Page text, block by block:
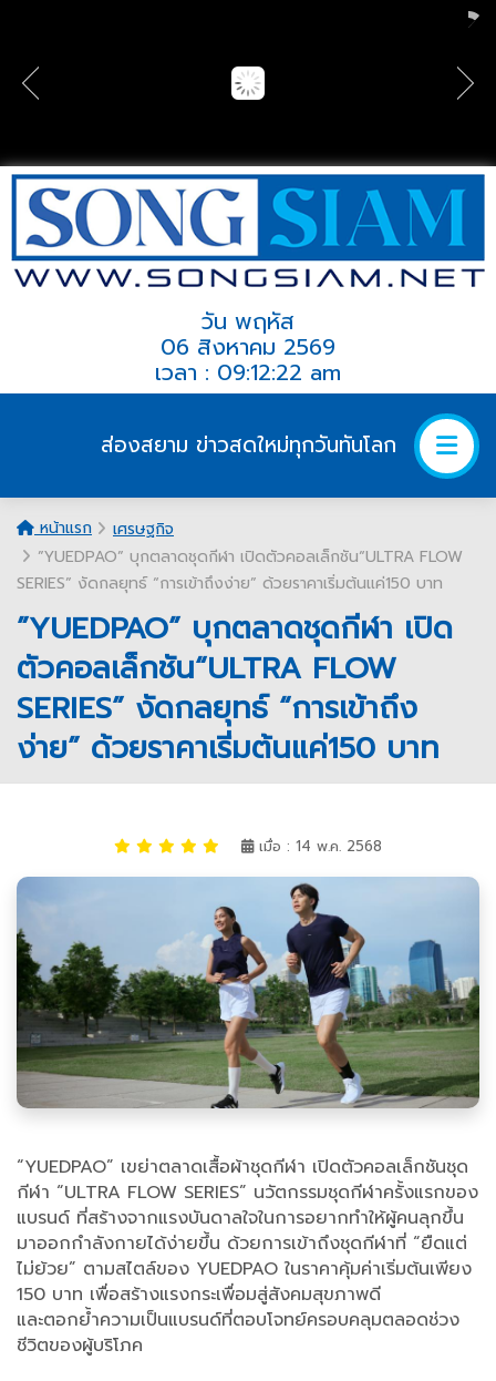
วัน พฤหัส
06 สิงหาคม 2569
เวลา : 09:12:22 am
ส่องสยาม ข่าวสดใหม่ทุกวันทันโลก
หน้าแรก
เศรษฐกิจ
”YUEDPAO” บุกตลาดชุดกีฬา เปิดตัวคอลเล็กชัน“ULTRA FLOW
SERIES” งัดกลยุทธ์ “การเข้าถึงง่าย” ด้วยราคาเริ่มต้นแค่150 บาท
”YUEDPAO” บุกตลาดชุดกีฬา เปิด
ตัวคอลเล็กชัน“ULTRA FLOW
SERIES” งัดกลยุทธ์ “การเข้าถึง
ง่าย” ด้วยราคาเริ่มต้นแค่150 บาท
เมื่อ : 14 พ.ค. 2568
“YUEDPAO” เขย่าตลาดเสื้อผ้าชุดกีฬา เปิดตัวคอลเล็กชันชุด
กีฬา “ULTRA FLOW SERIES” นวัตกรรมชุดกีฬาครั้งแรกของ
แบรนด์ ที่สร้างจากแรงบันดาลใจในการอยากทำให้ผู้คนลุกขึ้น
มาออกกำลังกายได้ง่ายขึ้น ด้วยการเข้าถึงชุดกีฬาที่ “ยืดแต่
ไม่ย้วย” ตามสไตล์ของ YUEDPAO ในราคาคุ้มค่าเริ่มต้นเพียง
150 บาท เพื่อสร้างแรงกระเพื่อมสู่สังคมสุขภาพดี
และตอกย้ำความเป็นแบรนด์ที่ตอบโจทย์ครอบคลุมตลอดช่วง
ชีวิตของผู้บริโภค